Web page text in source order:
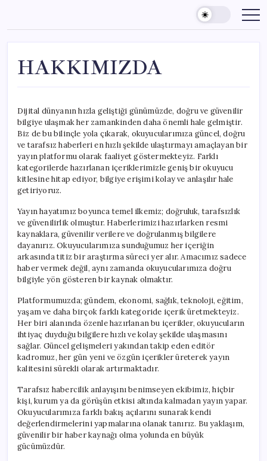
content
HAKKIMIZDA
Dijital dünyanın hızla geliştiği günümüzde, doğru ve güvenilir
bilgiye ulaşmak her zamankinden daha önemli hale gelmiştir.
Biz de bu bilinçle yola çıkarak, okuyucularımıza güncel, doğru
ve tarafsız haberleri en hızlı şekilde ulaştırmayı amaçlayan bir
yayın platformu olarak faaliyet göstermekteyiz. Farklı
kategorilerde hazırlanan içeriklerimizle geniş bir okuyucu
kitlesine hitap ediyor, bilgiye erişimi kolay ve anlaşılır hale
getiriyoruz.
Yayın hayatımız boyunca temel ilkemiz; doğruluk, tarafsızlık
ve güvenilirlik olmuştur. Haberlerimizi hazırlarken resmi
kaynaklara, güvenilir verilere ve doğrulanmış bilgilere
dayanırız. Okuyucularımıza sunduğumuz her içeriğin
arkasında titiz bir araştırma süreci yer alır. Amacımız sadece
haber vermek değil, aynı zamanda okuyucularımıza doğru
bilgiyle yön gösteren bir kaynak olmaktır.
Platformumuzda; gündem, ekonomi, sağlık, teknoloji, eğitim,
yaşam ve daha birçok farklı kategoride içerik üretmekteyiz.
Her biri alanında özenle hazırlanan bu içerikler, okuyucuların
ihtiyaç duyduğu bilgilere hızlı ve kolay şekilde ulaşmasını
sağlar. Güncel gelişmeleri yakından takip eden editör
kadromuz, her gün yeni ve özgün içerikler üreterek yayın
kalitesini sürekli olarak artırmaktadır.
Tarafsız habercilik anlayışını benimseyen ekibimiz, hiçbir
kişi, kurum ya da görüşün etkisi altında kalmadan yayın yapar.
Okuyucularımıza farklı bakış açılarını sunarak kendi
değerlendirmelerini yapmalarına olanak tanırız. Bu yaklaşım,
güvenilir bir haber kaynağı olma yolunda en büyük
gücümüzdür.